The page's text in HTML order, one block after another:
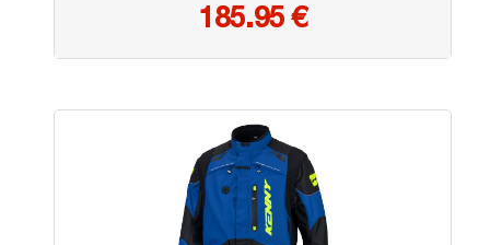
185.95€